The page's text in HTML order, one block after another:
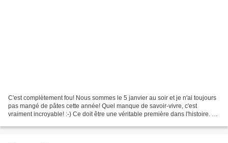
C'est complètement fou! Nous sommes le 5 janvier au soir et je n'ai toujours
pas mangé de pâtes cette année! Quel manque de savoir-vivre, c'est
vraiment incroyable! :-) Ce doit être une véritable première dans l'histoire. Ni